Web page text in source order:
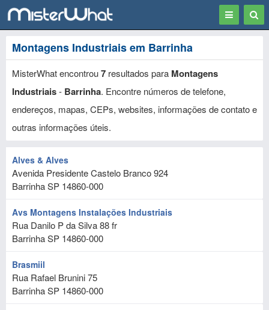
Toggle
Montagens Industriais em Barrinha
MisterWhat encontrou7 resultados para Montagens
Industriais- Barrinha. Encontre números de telefone,
endereços, mapas, CEPs, websites, informações de contato e
outras informações úteis.
Alves & Alves
Avenida Presidente Castelo Branco 924
BarrinhaSP 14860-000
Avs Montagens Instalações Industriais
Rua Danilo P da Silva 88 fr
BarrinhaSP 14860-000
Brasmiil
Rua Rafael Brunini 75
BarrinhaSP 14860-000